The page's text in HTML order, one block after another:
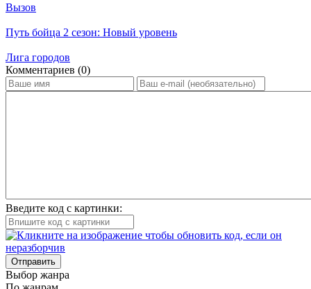
Вызов
Путь бойца 2 сезон: Новый уровень
Лига городов
Ком­мен­та­ри­ев (0)
Введите код с картинки:
Отправить
Вы­бор жан­ра